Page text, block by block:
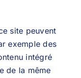
site peuvent
exemple des
intégré
de la même